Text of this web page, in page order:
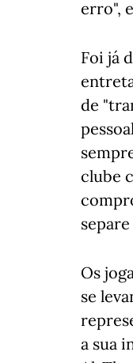
erro",
Foi já
de
clube
Os
se
a sua